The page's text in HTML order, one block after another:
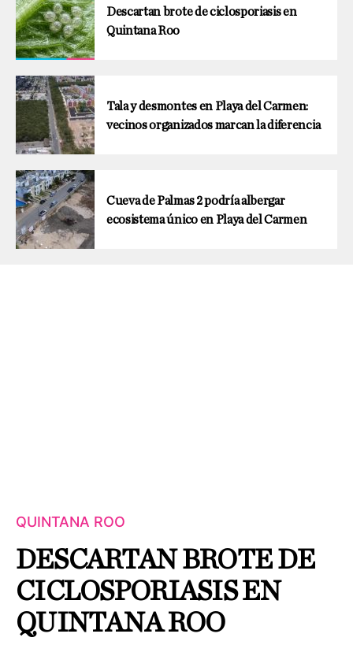
Descartan brote de ciclosporiasis en
Quintana Roo
Tala y desmontes en Playa del Carmen:
vecinos organizados marcan la diferencia
Cueva de Palmas 2 podría albergar
ecosistema único en Playa del Carmen
QUINTANA ROO
DESCARTAN BROTE DE
CICLOSPORIASIS EN
QUINTANA ROO